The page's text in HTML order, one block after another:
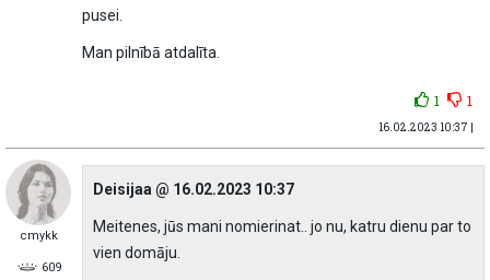
pusei.
Man pilnībā atdalīta.
1 1
16.02.2023 10:37 |
cmykk
609
Deisijaa @ 16.02.2023 10:37
Meitenes, jūs mani nomierinat.. jo nu, katru dienu par to
vien domāju.